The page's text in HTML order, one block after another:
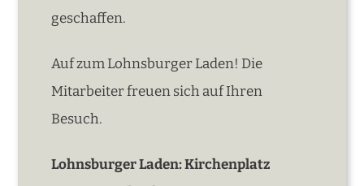
geschaffen.
Auf zum Lohnsburger Laden! Die
Mitarbeiter freuen sich auf Ihren
Besuch.
Lohnsburger Laden: Kirchenplatz